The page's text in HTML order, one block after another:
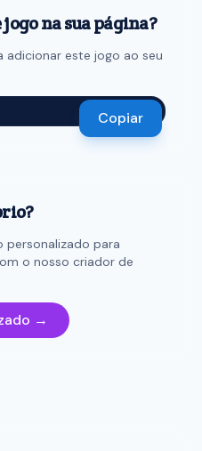
na sua página?
adicionar este jogo ao seu
Copiar
personalizado para
o nosso criador de
→